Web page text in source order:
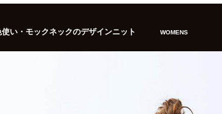
い・モックネックのデザインニット WOMENS